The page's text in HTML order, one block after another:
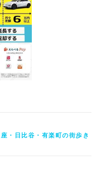
・日比谷・有楽町の街歩き